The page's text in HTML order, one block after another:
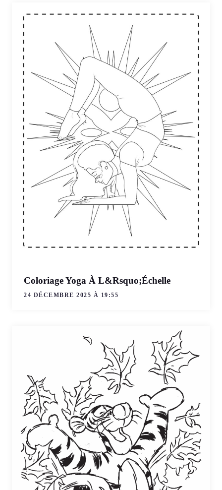
Coloriage Yoga À L&Rsquo;Échelle
24 DÉCEMBRE 2025 À 19:55